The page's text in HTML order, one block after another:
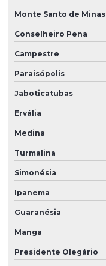
Monte Santo de Minas
Conselheiro Pena
Campestre
Paraisópolis
Jaboticatubas
Ervália
Medina
Turmalina
Simonésia
Ipanema
Guaranésia
Manga
Presidente Olegário